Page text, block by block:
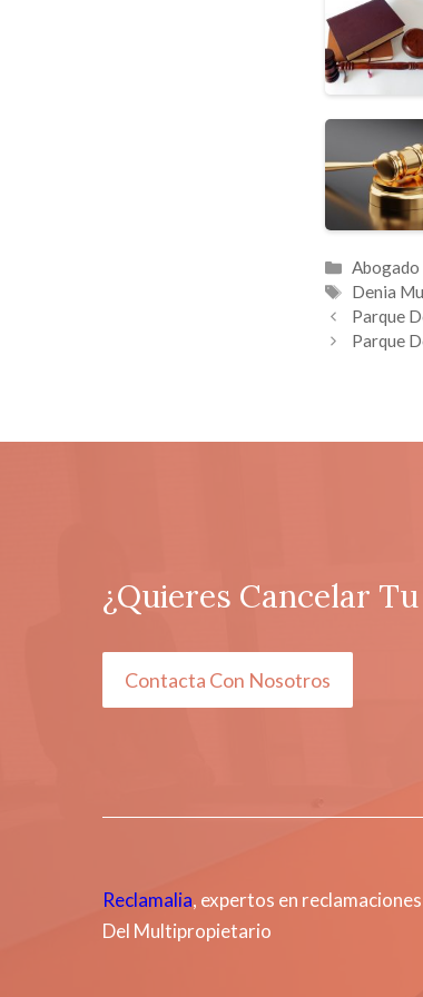
Etiquetas
Denia
Parque
Parque
¿Quieres Cancelar
Contacta Con Nosotros
Reclamalia, expertos en
Del Multipropietario